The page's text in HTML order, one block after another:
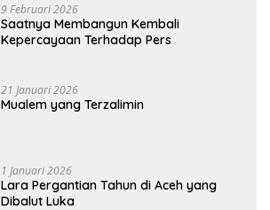
9 Februari 2026
Saatnya Membangun Kembali
Kepercayaan Terhadap Pers
21 Januari 2026
Mualem yang Terzalimin
1 Januari 2026
Lara Pergantian Tahun di Aceh yang
Dibalut Luka